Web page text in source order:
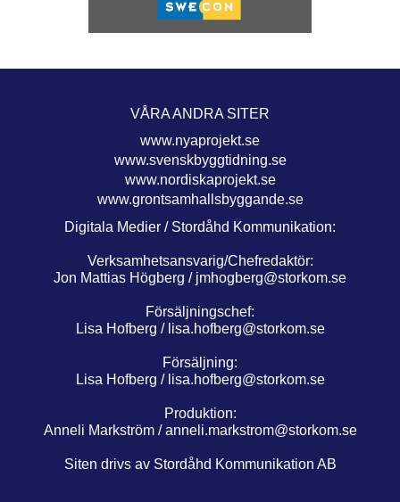
VÅRA ANDRA SITER
www.nyaprojekt.se
www.svenskbyggtidning.se
www.nordiskaprojekt.se
www.grontsamhallsbyggande.se
Digitala Medier / Stordåhd Kommunikation:
Verksamhetsansvarig/Chefredaktör:
Jon Mattias Högberg / jmhogberg@storkom.se
Försäljningschef:
Lisa Hofberg / lisa.hofberg@storkom.se
Försäljning:
Lisa Hofberg / lisa.hofberg@storkom.se
Produktion:
Anneli Markström /anneli.markstrom@storkom.se
Siten drivs av Stordåhd Kommunikation AB